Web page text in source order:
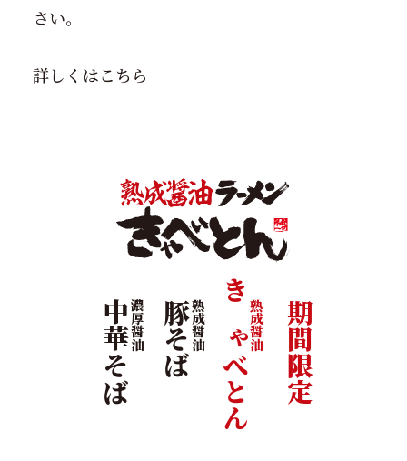
さい。
詳しくはこちら
期間限定
熟成醤油
きゃべとん
熟成醤油
豚そば
濃厚醤油
中華そば